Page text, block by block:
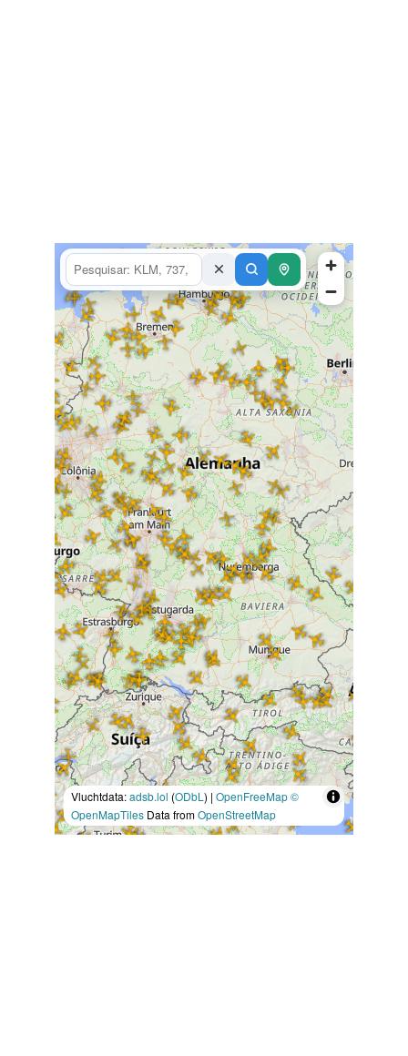
Vluchtdata:adsb.lol (ODbL ) | OpenFreeMap©
OpenMapTiles Data fromOpenStreetMap